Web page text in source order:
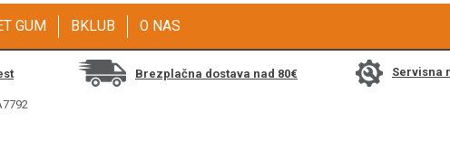
GUM BKLUB O NAS
Brezplačna dostava nad 80€ Servisna